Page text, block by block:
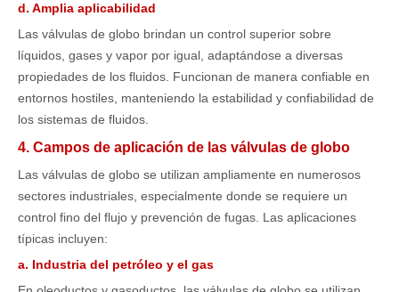
d. Amplia aplicabilidad
Las válvulas de globo brindan un control superior sobre
líquidos, gases y vapor por igual, adaptándose a diversas
propiedades de los fluidos. Funcionan de manera confiable en
entornos hostiles, manteniendo la estabilidad y confiabilidad de
los sistemas de fluidos.
4. Campos de aplicación de las válvulas de globo
Las válvulas de globo se utilizan ampliamente en numerosos
sectores industriales, especialmente donde se requiere un
control fino del flujo y prevención de fugas. Las aplicaciones
típicas incluyen:
a. Industria del petróleo y el gas